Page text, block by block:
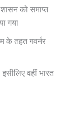
को समाप्त
गया
के तहत गवर्नर
वहीं भारत